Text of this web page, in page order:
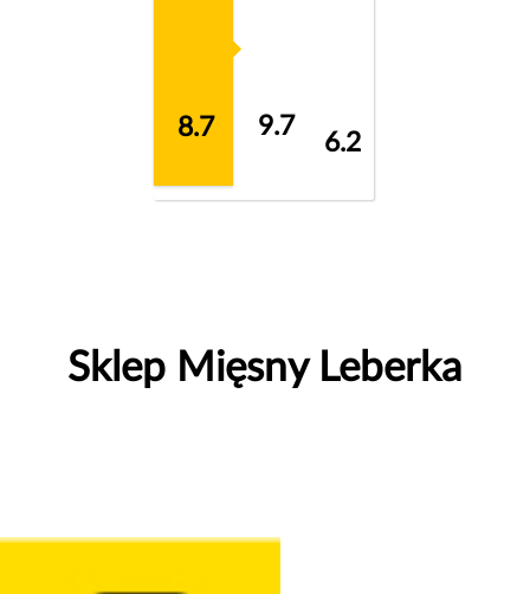
8.7 9.7
6.2
Sklep Mięsny Leberka